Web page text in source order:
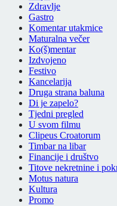
Zdravlje
Gastro
Komentar utakmice
Maturalna večer
Ko(š)mentar
Izdvojeno
Festivo
Kancelarija
Druga strana baluna
Di je zapelo?
Tjedni pregled
U svom filmu
Clipeus Croatorum
Timbar na libar
Financije i društvo
Titove nekretnine i
Motus natura
Kultura
Promo